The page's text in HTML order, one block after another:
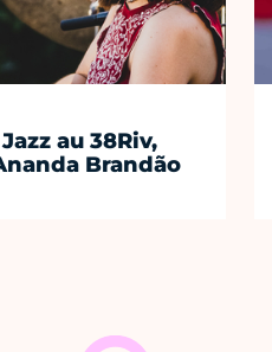
au 38Riv,
Brandão